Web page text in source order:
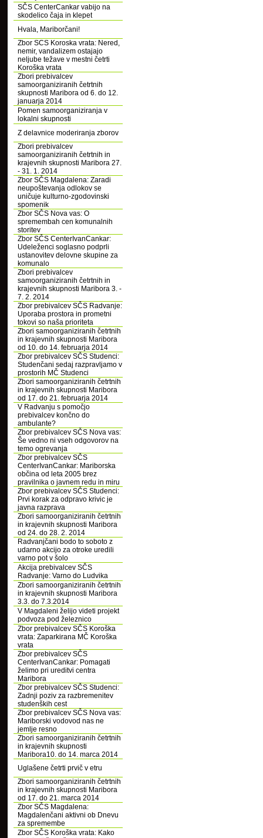
SČS CenterCankar vabijo na
skodelico čaja in klepet
Hvala, Mariborčani!
Zbor SCS Koroska vrata: Nered,
nemir, vandalizem ostajajo
neljube težave v mestni četrti
Koroška vrata
Zbori prebivalcev
samoorganiziranih četrtnih
skupnosti Maribora od 6. do 12.
januarja 2014
Pomen samoorganiziranja v
lokalni skupnosti
Z delavnice moderiranja zborov
Zbori prebivalcev
samoorganiziranih četrtnih in
krajevnih skupnosti Maribora 27.
- 31. 1. 2014
Zbor SČS Magdalena: Zaradi
neupoštevanja odlokov se
uničuje kulturno-zgodovinski
spomenik
Zbor SČS Nova vas: O
spremembah cen komunalnih
storitev
Zbor SČS CenterIvanCankar:
Udeleženci soglasno podprli
ustanovitev delovne skupine za
komunalo
Zbori prebivalcev
samoorganiziranih četrtnih in
krajevnih skupnosti Maribora 3. -
7. 2. 2014
Zbor prebivalcev SČS Radvanje:
Uporaba prostora in prometni
tokovi so naša prioriteta
Zbori samoorganiziranih četrtnih
in krajevnih skupnosti Maribora
od 10. do 14. februarja 2014
Zbor prebivalcev SČS Studenci:
Studenčani sedaj razpravljamo v
prostorih MČ Studenci
Zbori samoorganiziranih četrtnih
in krajevnih skupnosti Maribora
od 17. do 21. februarja 2014
V Radvanju s pomočjo
prebivalcev končno do
ambulante?
Zbor prebivalcev SČS Nova vas:
Še vedno ni vseh odgovorov na
temo ogrevanja
Zbor prebivalcev SČS
CenterIvanCankar: Mariborska
občina od leta 2005 brez
pravilnika o javnem redu in miru
Zbor prebivalcev SČS Studenci:
Prvi korak za odpravo krivic je
javna razprava
Zbori samoorganiziranih četrtnih
in krajevnih skupnosti Maribora
od 24. do 28. 2. 2014
Radvanjčani bodo to soboto z
udarno akcijo za otroke uredili
varno pot v šolo
Akcija prebivalcev SČS
Radvanje: Varno do Ludvika
Zbori samoorganiziranih četrtnih
in krajevnih skupnosti Maribora
3.3. do 7.3.2014
V Magdaleni želijo videti projekt
podvoza pod železnico
Zbor prebivalcev SČS Koroška
vrata: Zaparkirana MČ Koroška
vrata
Zbor prebivalcev SČS
CenterIvanCankar: Pomagati
želimo pri ureditvi centra
Maribora
Zbor prebivalcev SČS Studenci:
Zadnji poziv za razbremenitev
studenških cest
Zbor prebivalcev SČS Nova vas:
Mariborski vodovod nas ne
jemlje resno
Zbori samoorganiziranih četrtnih
in krajevnih skupnosti
Maribora10. do 14. marca 2014
Uglašene četrti prvič v etru
Zbori samoorganiziranih četrtnih
in krajevnih skupnosti Maribora
od 17. do 21. marca 2014
Zbor SČS Magdalena:
Magdalenčani aktivni ob Dnevu
za spremembe
Zbor SČS Koroška vrata: Kako